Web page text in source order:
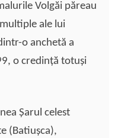
Volgăi păreau
ale lui
o anchetă a
o credinţă totuşi
Șarul celest
(Batiuşca),